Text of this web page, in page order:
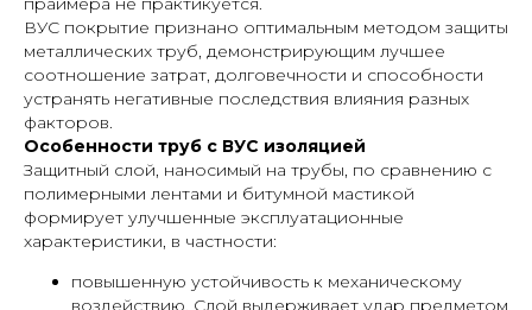
ВУС покрытие признано оптимальным методом защиты
металлических труб, демонстрирующим лучшее
соотношение затрат, долговечности и способности
устранять негативные последствия влияния разных
факторов.
Особенности труб с ВУС изоляцией
Защитный слой, наносимый на трубы, по сравнению с
полимерными лентами и битумной мастикой
формирует улучшенные эксплуатационные
характеристики, в частности:
повышенную устойчивость к механическому
воздействию. Слой выдерживает удар предметом